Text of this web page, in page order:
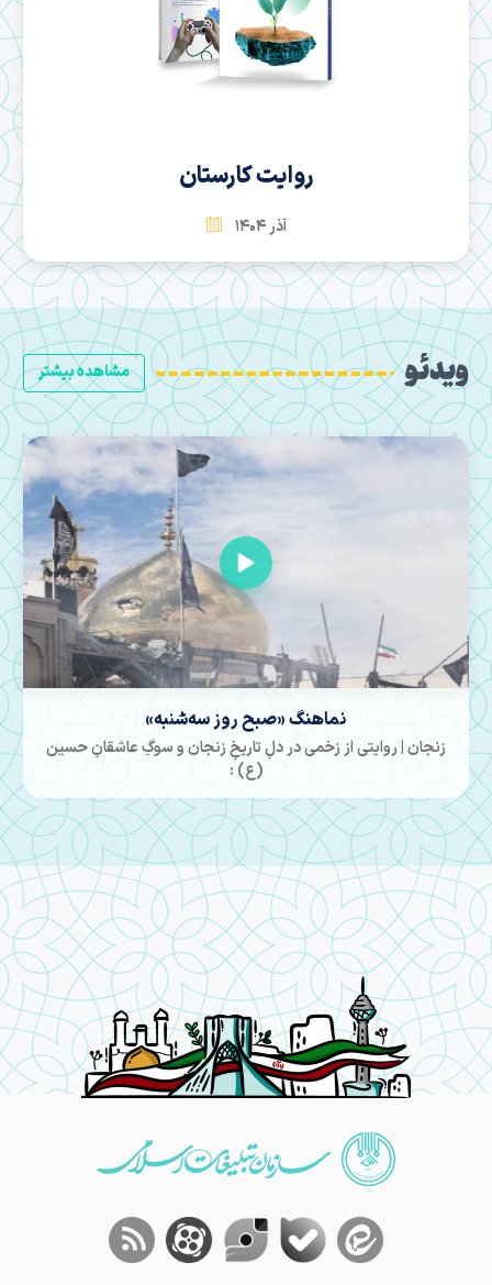
سها
بهمن 1404
مشاهده بیشتر ویدئو
همایش طلایه داران تبلیغ همزمان با افتتاحیه مراکز معارف‌
اسلام ناب استان زنجان برگزار شد
زنجان | با حضور قائم مقام سازمان تبلیغات اسلامی کشور :